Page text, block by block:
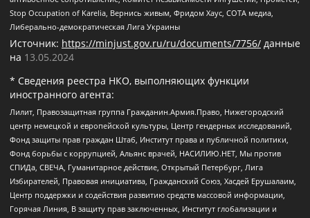
Stop Occupation of Karelia, Вернись живым, Фридом Хаус, СОТА медиа,
Либерально-демократическая Лига Украины
Источник: https://minjust.gov.ru/ru/documents/7756/ данные
на 13.05.2024
* Сведения реестра НКО, выполняющих функции
иностранного агента:
Лилит, Правозащитная группа Гражданин.Армия.Право, Нижегородский
центр немецкой и европейской культуры, Центр гендерных исследований,
Фонд защиты прав граждан Штаб, Институт права и публичной политики,
Фонд борьбы с коррупцией, Альянс врачей, НАСИЛИЮ.НЕТ, Мы против
СПИДа, СВЕЧА, Гуманитарное действие, Открытый Петербург, Лига
Избирателей, Правовая инициатива, Гражданский Союз, Хасдей Ерушалаим,
Центр поддержки и содействия развитию средств массовой информации,
Горячая Линия, В защиту прав заключенных, Институт глобализации и